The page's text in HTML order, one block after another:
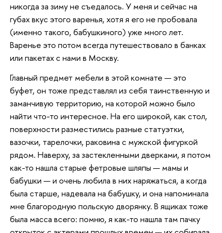
никогда за зиму не съедалось. У меня и сейчас на
губах вкус этого варенья, хотя я его не пробовала
(именно такого, бабушкиного) уже много лет.
Варенье это потом всегда путешествовало в банках
или пакетах с нами в Москву.
Главный предмет мебели в этой комнате — это
буфет, он тоже представлял из себя таинственную и
заманчивую территорию, на которой можно было
найти что-то интересное. На его широкой, как стол,
поверхности разместились разные статуэтки,
вазочки, тарелочки, раковина с мужской фигуркой
рядом. Наверху, за застекленными дверками, я потом
как-то нашла старые фетровые шляпы — мамы и
бабушки — и очень любила в них наряжаться, а когда
была старше, надевала на бабушку, и она напоминала
мне благородную польскую дворянку. В ящиках тоже
была масса всего: помню, я как-то нашла там пачку